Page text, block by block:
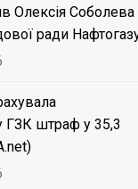
Олексія Соболева
ради
ГЗК штраф у 35,3